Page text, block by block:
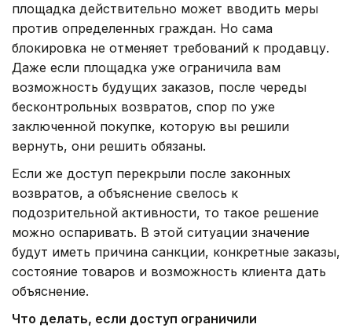
площадка действительно может вводить меры
против определенных граждан. Но сама
блокировка не отменяет требований к продавцу.
Даже если площадка уже ограничила вам
возможность будущих заказов, после череды
бесконтрольных возвратов, спор по уже
заключенной покупке, которую вы решили
вернуть, они решить обязаны.
Если же доступ перекрыли после законных
возвратов, а объяснение свелось к
подозрительной активности, то такое решение
можно оспаривать. В этой ситуации значение
будут иметь причина санкции, конкретные заказы,
состояние товаров и возможность клиента дать
объяснение.
Что делать, если доступ ограничили